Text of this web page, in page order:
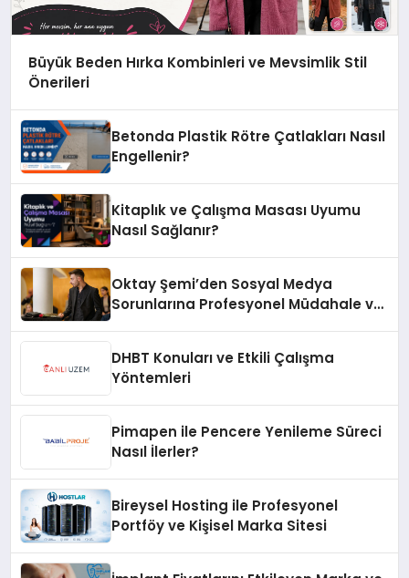
Büyük Beden Hırka Kombinleri ve Mevsimlik Stil
Önerileri
Betonda Plastik Rötre Çatlakları Nasıl
Engellenir?
Kitaplık ve Çalışma Masası Uyumu
Nasıl Sağlanır?
Oktay Şemi’den Sosyal Medya
Sorunlarına Profesyonel Müdahale ve
DHBT Konuları ve Etkili Çalışma
Yöntemleri
Pimapen ile Pencere Yenileme Süreci
Nasıl İlerler?
Bireysel Hosting ile Profesyonel
Portföy ve Kişisel Marka Sitesi